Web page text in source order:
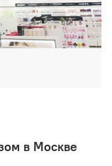
в Москве